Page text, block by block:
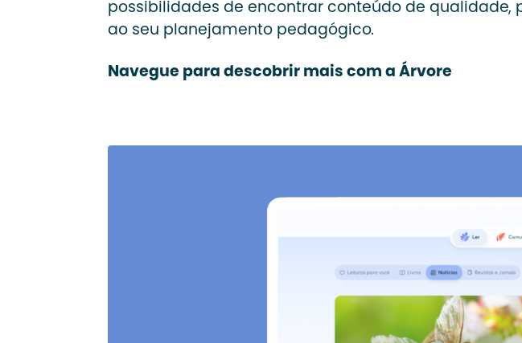
possibilidades de encontrar conteúdo de
ao seu planejamento pedagógico.
Navegue para descobrir mais com a Árvore